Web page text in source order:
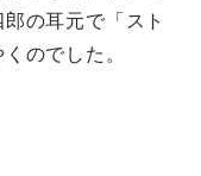
の耳元で「スト
のでした。